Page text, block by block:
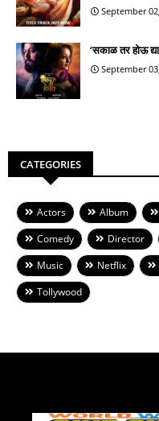
September
‘सकाळ तर होऊ
September
CATEGORIES
Actors Album
Comedy
Director
Music
Netflix
Tollywood